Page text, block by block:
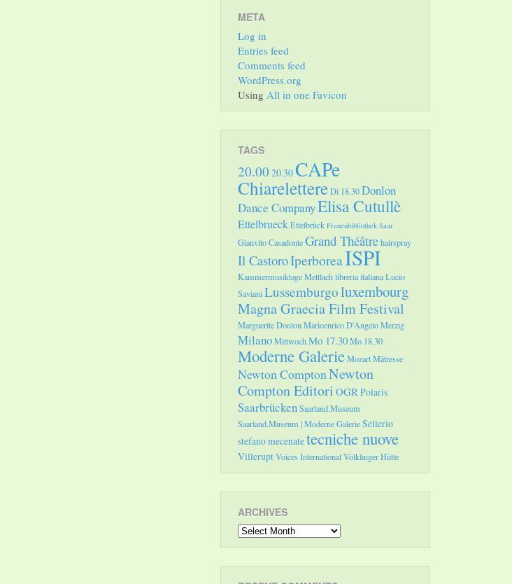
META
Log in
Entries feed
Comments feed
WordPress.org
Using All in one Favicon
TAGS
20.00 20.30CAPe
ChiarelettereDi 18.30Donlon
Dance CompanyElisa Cutullè
EttelbrueckEttelbrück Frauenbibliothek Saar
Gianvito CasadonteGrand Théâtrehairspray
Il CastoroIperboreaISPI
Kammermusiktage Mettlachlibreria italianaLucio
SavianiLussemburgoluxembourg
Magna Graecia Film Festival
Marguerite DonlonMarioenrico D'AngeloMerzig
MilanoMittwochMo 17.30Mo 18.30
Moderne GalerieMozartMätresse
Newton ComptonNewton
Compton Editori OGRPolaris
SaarbrückenSaarland.Museum
Saarland.Museum | Moderne GalerieSellerio
stefano mecenatetecniche nuove
VilleruptVoices InternationalVölklinger Hütte
ARCHIVES
Archives